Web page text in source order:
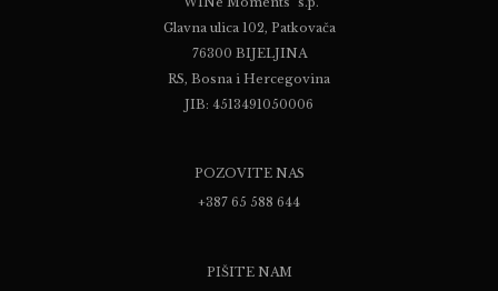
Glavna ulica 102, Patkovača
76300 BIJELJINA
RS, Bosna i Hercegovina
JIB: 4513491050006
POZOVITE NAS
+387 65 588 644
PIŠITE NAM